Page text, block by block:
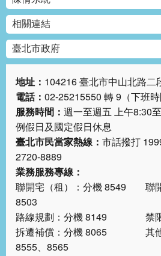
相關連結
臺北市政府
地址： 104216 臺北市中山北路二
電話： 02-25215550 轉 9（下班時
服務時間： 週一至週五 上午8:30
例假日及國定假日休息
臺北市民當家熱線： 市話撥打
2720-8889
業務服務專線：
聯開宅（租）：分機 8549 聯
8503
路線規劃：分機 8149 禁限
拆遷補償：分機 8065 其他服
8555、8565